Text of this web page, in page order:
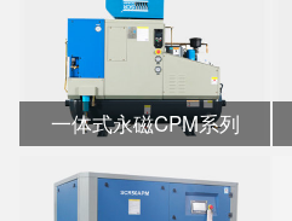
一体式永磁CPM系列